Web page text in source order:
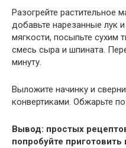
Разогрейте растительное
добавьте нарезанные лук
мягкости, посыпьте сухим
смесь сыра и шпината.
минуту.
Выложите начинку и
конвертиками. Обжарьте
Вывод: простых
попробуйте